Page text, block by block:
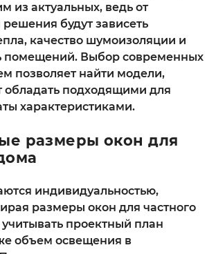
из актуальных, ведь от
будут зависеть
качество шумоизоляции и
помещений. Выбор современных
позволяет найти модели,
обладать подходящими для
характеристиками.
размеры окон для
индивидуальностью,
размеры окон для частного
проектный план
объем освещения в